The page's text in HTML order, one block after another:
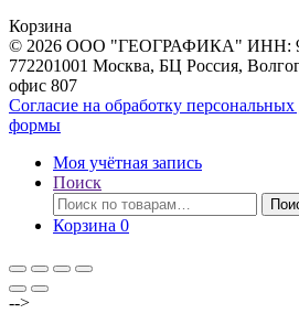
Корзина
© 2026 ООО "ГЕОГРАФИКА" ИНН:
772201001 Москва, БЦ Россия,
офис 807
Согласие на обработку
формы
Моя учётная запись
Поиск
Искать:
Корзина 0
-->